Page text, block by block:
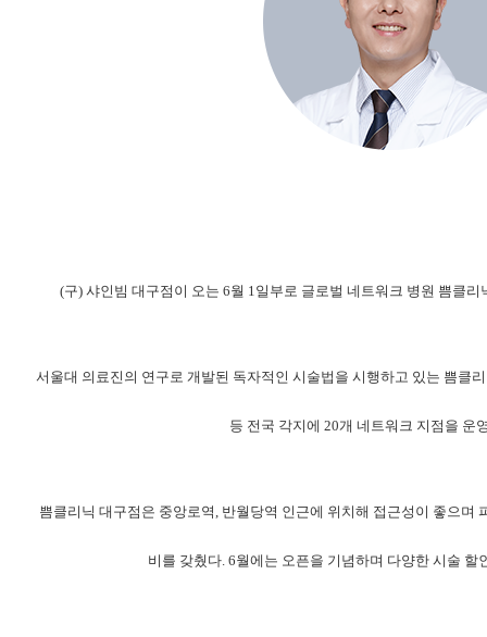
(구) 샤인빔 대구점이 오는 6월 1일부로 글로벌 네트워크 병원 쁨클
서울대 의료진의 연구로 개발된 독자적인 시술법을 시행하고 있는 쁨클
등 전국 각지에 20개 네트워크 지점을 운
쁨클리닉 대구점은 중앙로역, 반월당역 인근에 위치해 접근성이 좋으며
비를 갖췄다. 6월에는 오픈을 기념하며 다양한 시술 할